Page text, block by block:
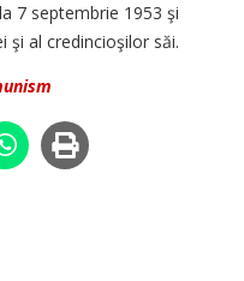
7 septembrie 1953 şi
şi al credincioşilor săi.